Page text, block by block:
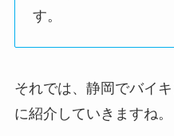
す。
それでは、静岡でバイ
に紹介していきますね。